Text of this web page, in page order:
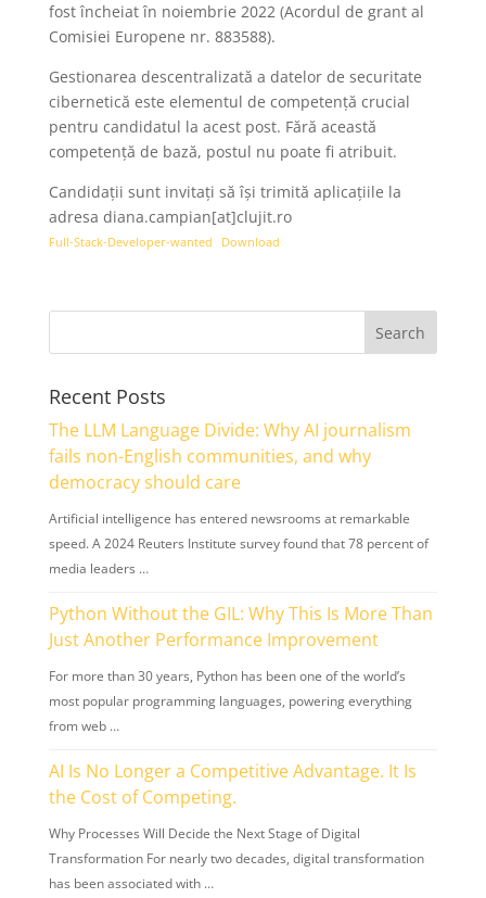
fost încheiat în noiembrie 2022 (Acordul de grant al
Comisiei Europene nr. 883588).
Gestionarea descentralizată a datelor de securitate
cibernetică este elementul de competență crucial
pentru candidatul la acest post. Fără această
competență de bază, postul nu poate fi atribuit.
Candidații sunt invitați să își trimită aplicațiile la
adresa diana.campian[at]clujit.ro
Full-Stack-Developer-wanted Download
Recent Posts
The LLM Language Divide: Why AI journalism
fails non-English communities, and why
democracy should care
Artificial intelligence has entered newsrooms at remarkable
speed. A 2024 Reuters Institute survey found that 78 percent of
media leaders …
Python Without the GIL: Why This Is More Than
Just Another Performance Improvement
For more than 30 years, Python has been one of the world’s
most popular programming languages, powering everything
from web …
AI Is No Longer a Competitive Advantage. It Is
the Cost of Competing.
Why Processes Will Decide the Next Stage of Digital
Transformation For nearly two decades, digital transformation
has been associated with …